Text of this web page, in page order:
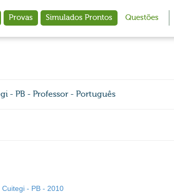
Provas Simulados Prontos Questões
- PB - Professor - Português
- PB - 2010